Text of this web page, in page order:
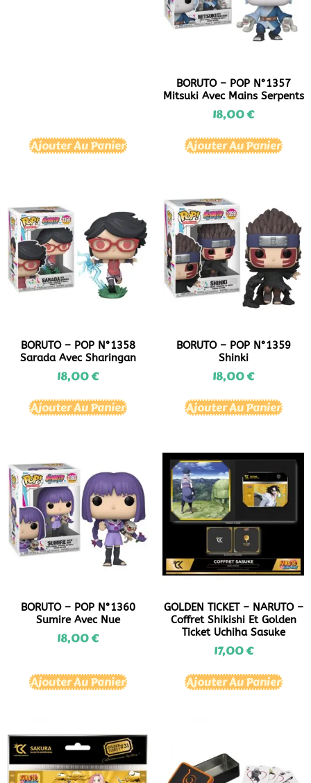
Ajouter Au Panier
BORUTO – POP N°1357
Mitsuki Avec Mains Serpents
18,00€
Ajouter Au Panier
BORUTO – POP N°1358
Sarada Avec Sharingan
18,00€
Ajouter Au Panier
BORUTO – POP N°1359
Shinki
18,00€
Ajouter Au Panier
BORUTO – POP N°1360
Sumire Avec Nue
18,00€
Ajouter Au Panier
GOLDEN TICKET – NARUTO –
Coffret Shikishi Et Golden
Ticket Uchiha Sasuke
17,00€
Ajouter Au Panier